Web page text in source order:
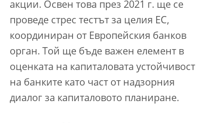
акции. Освен това през 2021 г. ще се
проведе стрес тестът за целия ЕС,
координиран от Европейския банков
орган. Той ще бъде важен елемент в
оценката на капиталовата устойчивост
на банките като част от надзорния
диалог за капиталовото планиране.